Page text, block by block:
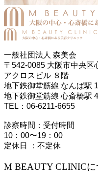
一般社団法人 森美会
〒542-0085 大阪市中央区
アクロスビル ８階
地下鉄御堂筋線 なんば駅
地下鉄御堂筋線 心斎橋駅
TEL：06-6211-6655
診察時間：受付時間
10：00〜19：00
定休日 ：不定休
M BEAUTY CLINICに